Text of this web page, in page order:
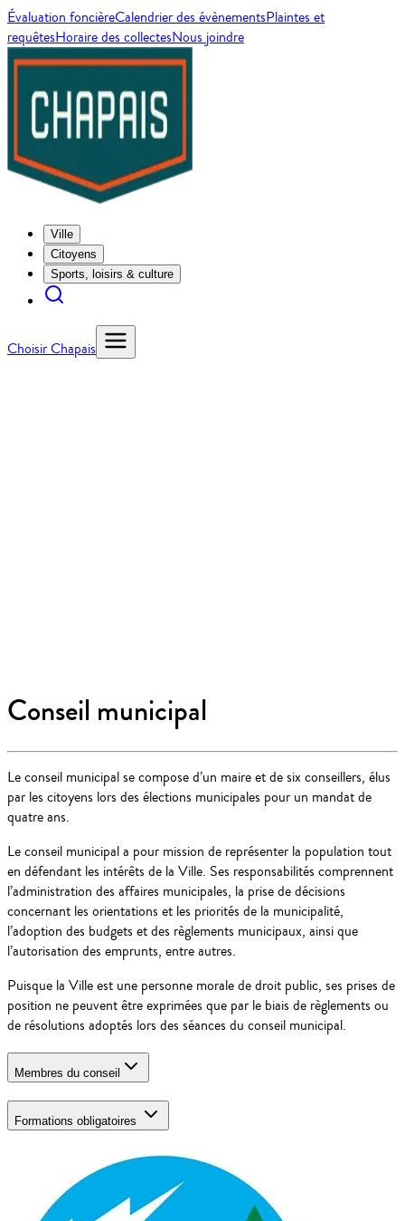
Évaluation foncièreCalendrier des évènementsPlaintes et
requêtesHoraire des collectesNous joindre
Ville
Citoyens
Sports, loisirs & culture
Choisir Chapais
Conseil municipal
Le conseil municipal se compose d’un maire et de six conseillers, élus
par les citoyens lors des élections municipales pour un mandat de
quatre ans.
Le conseil municipal a pour mission de représenter la population tout
en défendant les intérêts de la Ville. Ses responsabilités comprennent
l’administration des affaires municipales, la prise de décisions
concernant les orientations et les priorités de la municipalité,
l’adoption des budgets et des règlements municipaux, ainsi que
l’autorisation des emprunts, entre autres.
Puisque la Ville est une personne morale de droit public, ses prises de
position ne peuvent être exprimées que par le biais de règlements ou
de résolutions adoptés lors des séances du conseil municipal.
Membres du conseil
Formations obligatoires